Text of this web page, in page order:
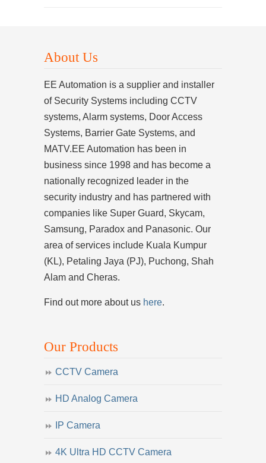
About Us
EE Automation is a supplier and installer
of Security Systems including CCTV
systems, Alarm systems, Door Access
Systems, Barrier Gate Systems, and
MATV.EE Automation has been in
business since 1998 and has become a
nationally recognized leader in the
security industry and has partnered with
companies like Super Guard, Skycam,
Samsung, Paradox and Panasonic. Our
area of services include Kuala Kumpur
(KL), Petaling Jaya (PJ), Puchong, Shah
Alam and Cheras.
Find out more about us here.
Our Products
CCTV Camera
HD Analog Camera
IP Camera
4K Ultra HD CCTV Camera